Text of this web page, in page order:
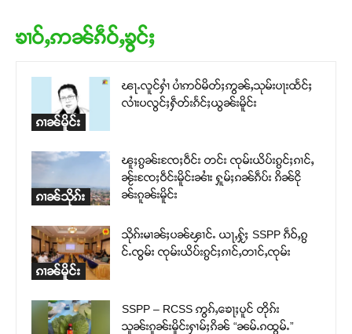
ၶၢဝ်ႇဢၼ်ၵဵဝ်ႇၶွင်ႈ
ၵၢၼ်မိူင်း
ၽႃႉလူင်ႁၢႆ ပၢႆဢဝ်မိတ်ႈဢွၼ်ႇသုမ်းပႃးထႅင်ႈ
လၢႆးပလွင်ႈႁဵတ်းၵႅင်ႈယွၼ်းမိူင်း
ၵၢၼ်သိုၵ်း
ၽူႈၵွၼ်းၸႄႈဝဵင်း တင်း ၸုမ်းယိပ်းၵွင်ႈၵၢင်ႇ
ၼႂ်းၸႄႈဝဵင်းမိူင်းၼၢႆး ႁူမ်ႈၵၼ်ၵဵပ်း ၵိၼ်ငို
ၼ်းၵူၼ်းမိူင်း
ၵၢၼ်မိူင်း
သိုၵ်းမၢၼ်ႈပၼ်ၾၢင်ႉ ယႃႇႁႂ်ႈ SSPP ၵဵဝ်ႇၵွ
င်ႉၸွမ်း ၸုမ်းယိပ်းၵွင်ႈၵၢင်ႇတၢင်ႇၸုမ်း
SSPP – RCSS ဢွၵ်ႇၶေႃႈပူင် တိုၵ်း
သူၼ်းၵူၼ်းမိူင်းႁၢမ်ႈၵိၼ် “ၼမ်ႉၵထွမ်ႉ”